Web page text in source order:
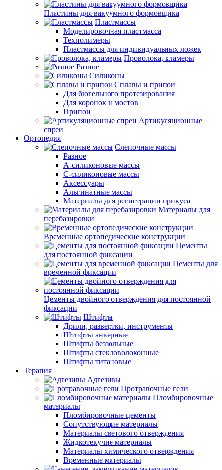
Пластины для вакуумного формовщика
Пластмассы
Моделировочная пластмасса
Техполимеры
Пластмассы для индивидуальных ложек
Проволока, кламеры
Разное
Силиконы
Сплавы и припои
Для бюгельного протезирования
Для коронок и мостов
Припои
Артикуляционные
спреи
Ортопедия
Слепочные массы
Разное
А-силиконовые массы
С-силиконовые массы
Аксессуары
Альгинатные массы
Материалы для регистрации прикуса
Материалы для
перебазировки
Временные ортопедические конструкции
Цементы
для постоянной фиксации
Цементы для
временной фиксации
Цементы двойного отверждения для постоянной
фиксации
Штифты
Дрили, развертки, инструменты
Штифты анкерные
Штифты беззольные
Штифты стекловолоконные
Штифты титановые
Терапия
Адгезивы
Протравочные гели
Пломбировочные
материалы
Пломбировочные цементы
Сопутствующие материалы
Материалы светового отверждения
Жидкотекучие материалы
Материалы химического отверждения
Временные материалы